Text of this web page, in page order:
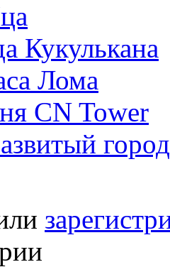
Кукулькана
Лома
CN Tower